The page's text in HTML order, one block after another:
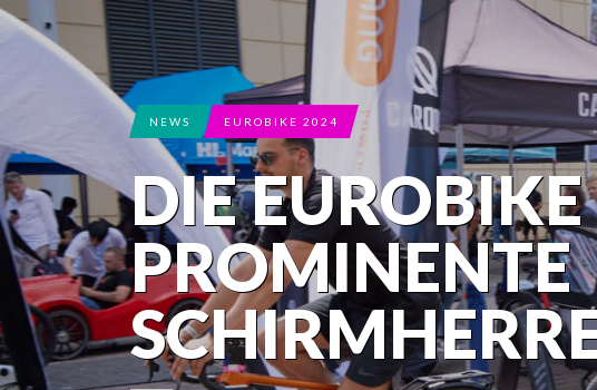
NEWS EUROBIKE 2024
DIE
PROMINENTE